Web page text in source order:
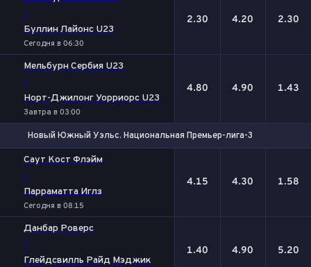
-
Буллин Лайонс U23
Сегодня в 06:30
2.30 4.20 2.30
Мельбурн Сербия U23
-
Норт-Джилонг Уорриорс U23
Завтра в 03:00
4.80 4.90 1.43
Новый Южный Уэльс. Национальная Премьер-лига-3
Саут Кост Флэйм
-
Парраматта Иглз
Сегодня в 08:15
4.15 4.30 1.58
Данбар Роверс
-
Глейдсвилль Райд Мэджик
1.40 4.90 5.20